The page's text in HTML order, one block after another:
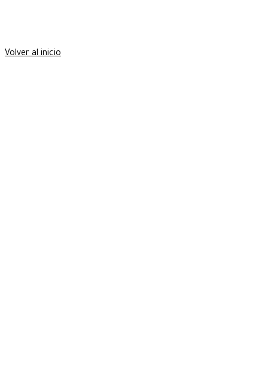
Volver al inicio